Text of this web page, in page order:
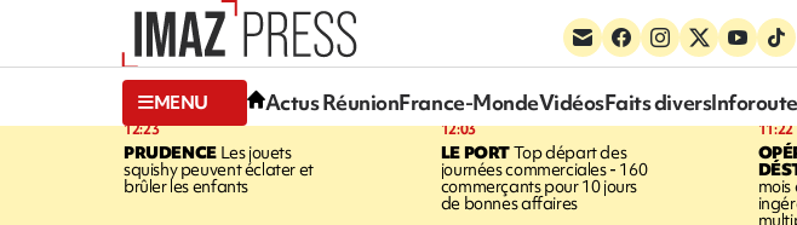
MENU Actus RéunionFrance-MondeVidéosFaits divers
12:23
PRUDENCELes jouets
squishy peuvent éclater et
brûler les enfants
12:03
LE PORTTop départ des
journées commerciales - 160
commerçants pour 10 jours
de bonnes affaires
11:22
mois